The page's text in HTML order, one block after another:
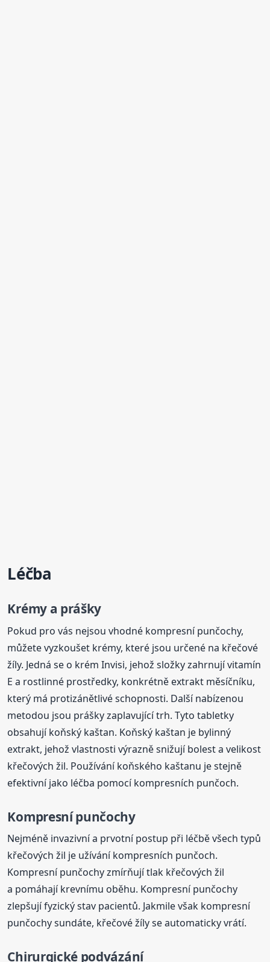
Léčba
Krémy a prášky
Pokud pro vás nejsou vhodné kompresní punčochy,
můžete vyzkoušet krémy, které jsou určené na křečové
žíly. Jedná se o krém Invisi, jehož složky zahrnují vitamín
E a rostlinné prostředky, konkrétně extrakt měsíčníku,
který má protizánětlivé schopnosti. Další nabízenou
metodou jsou prášky zaplavující trh. Tyto tabletky
obsahují koňský kaštan. Koňský kaštan je bylinný
extrakt, jehož vlastnosti výrazně snižují bolest a velikost
křečových žil. Používání koňského kaštanu je stejně
efektivní jako léčba pomocí kompresních punčoch.
Kompresní punčochy
Nejméně invazivní a prvotní postup při léčbě všech typů
křečových žil je užívání kompresních punčoch.
Kompresní punčochy zmírňují tlak křečových žil
a pomáhají krevnímu oběhu. Kompresní punčochy
zlepšují fyzický stav pacientů. Jakmile však kompresní
punčochy sundáte, křečové žíly se automaticky vrátí.
Chirurgické podvázání